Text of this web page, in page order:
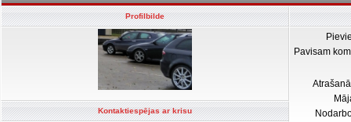
Profilbilde
Pavisam
Kontaktiespējas ar krisu